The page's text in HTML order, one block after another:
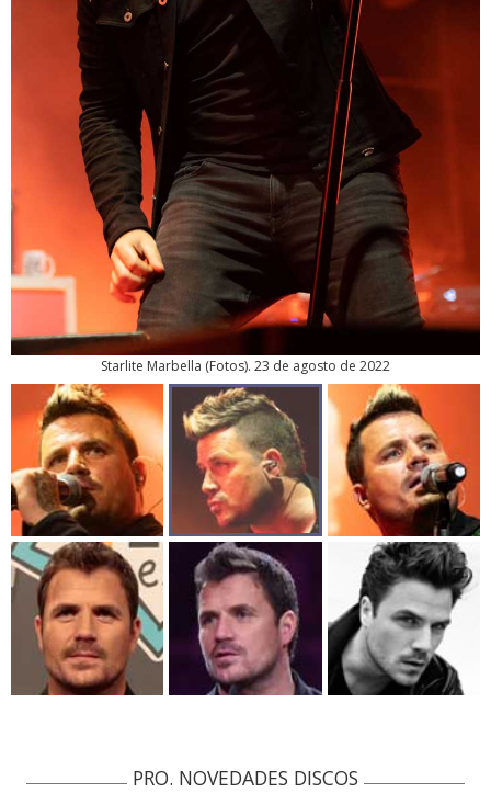
Starlite Marbella (Fotos). 23 de agosto de 2022
PRO. NOVEDADES DISCOS